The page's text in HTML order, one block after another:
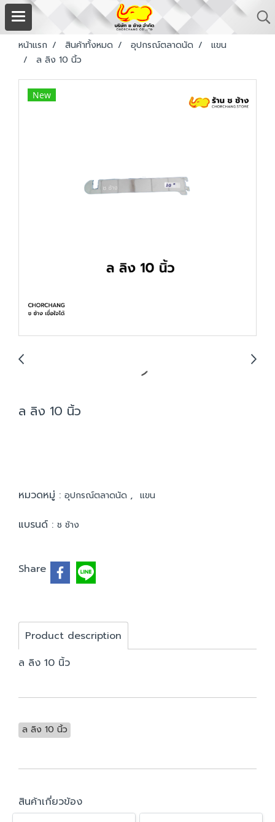
หน้าแรก สินค้าทั้งหมด อุปกรณ์ตลาดนัด
แขน
ล ลิง 10 นิ้ว
New
ล ลิง 10 นิ้ว
หมวดหมู่ : อุปกรณ์ตลาดนัด , แขน
แบรนด์ : ช ช้าง
Share
Product description
ล ลิง 10 นิ้ว
ล ลิง 10 นิ้ว
สินค้าเกี่ยวข้อง